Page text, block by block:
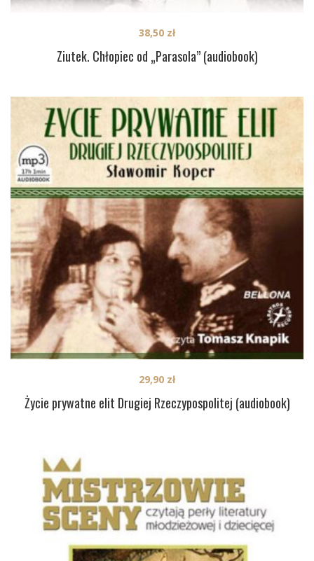
Ziutek. Chłopiec od „Parasola” (audiobook)
38,50 zł
Życie prywatne elit Drugiej Rzeczypospolitej (audiobook)
29,90 zł